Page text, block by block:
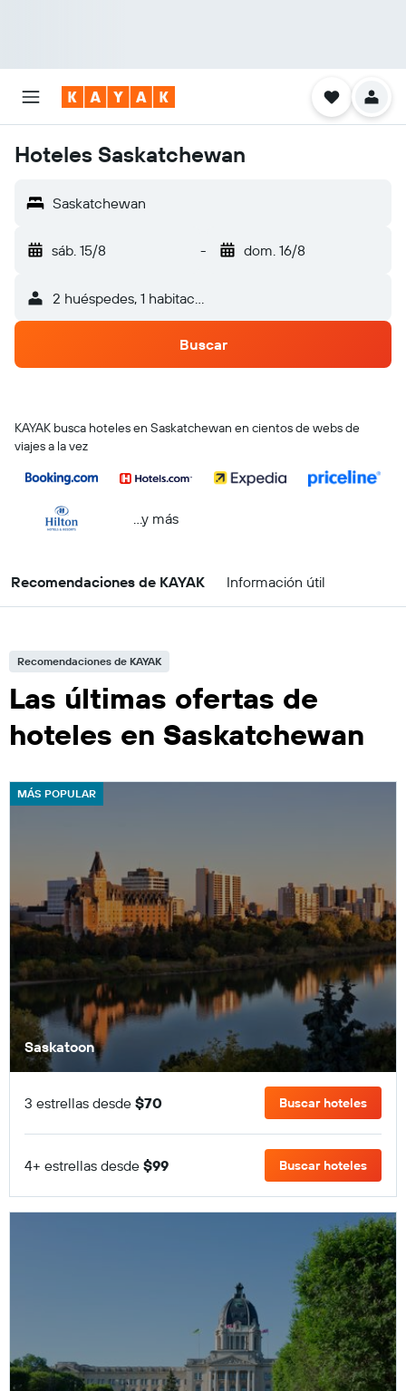
Hoteles Saskatchewan
Saskatchewan
sáb. 15/8 - dom. 16/8
2 huéspedes, 1 habitación
Buscar
KAYAK busca hoteles en Saskatchewan en cientos de webs de
viajes a la vez
...y más
Recomendaciones de KAYAK Información útil
Recomendaciones de KAYAK
Las últimas ofertas de
hoteles en Saskatchewan
MÁS POPULAR
Saskatoon
3 estrellas desde $70 Buscar hoteles
4+ estrellas desde $99 Buscar hoteles